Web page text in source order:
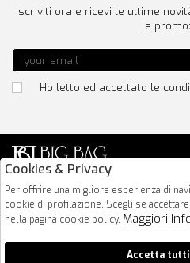
Via Nazionale 183
64026 Roseto Degli Abruzzi
085 8936219
Iscriviti ora e ricevi le ultime
le
Ho letto ed accettato le
Cookies & Privacy
Per offrire una migliore esperienza di
cookie di profilazione. Scegli se
nella pagina cookie policy. Maggiori
Accetta tutti